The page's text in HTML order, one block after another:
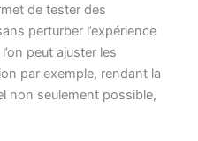
de tester des
perturber l’expérience
peut ajuster les
par exemple, rendant la
non seulement possible,